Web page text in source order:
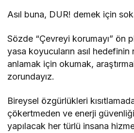
Asıl buna, DUR! demek için
Sözde “Çevreyi korumayı” ön
yasa koyucuların asıl hedefinin
anlamak için okumak,
zorundayız.
Bireysel özgürlükleri
çökertmeden ve enerji
yapılacak her türlü insana